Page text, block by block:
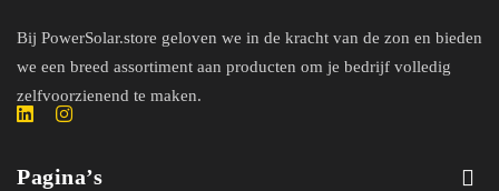
Bij PowerSolar.store geloven we in de kracht van de zon en bieden
we een breed assortiment aan producten om je bedrijf volledig
zelfvoorzienend te maken.
Pagina’s